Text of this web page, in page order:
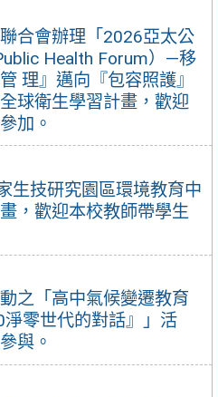
合會辦理「2026亞太公
Health Forum）—移
理』邁向『包容照護』
球衛生學習計畫，歡迎
加。
生技研究園區環境教育中
，歡迎本校教師帶學生
之「高中氣候變遷教育
零世代的對話』」活
與。